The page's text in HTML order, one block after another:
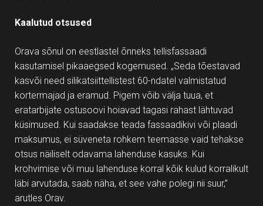
Kaalutud otsused
Orava sõnul on eestlastel õnneks tellisfassaadi
kasutamisel pikaaegsed kogemused. „Seda tõestavad
kasvõi need silikatsiittellistest 60-ndatel valmistatud
kortermajad ja eramud. Pigem võib välja tuua, et
eratarbijate ostusoovi hoiavad tagasi rahast lähtuvad
küsimused. Kui saadakse teada fassaadikivi või plaadi
maksumus, ei süveneta rohkem teemasse vaid tehakse
otsus näiliselt odavama lahenduse kasuks. Kui
krohvimise või muu lahenduse korral kõik kulud korralikult
läbi arvutada, saab näha, et see vahe polegi nii suur,”
arutles Orav.